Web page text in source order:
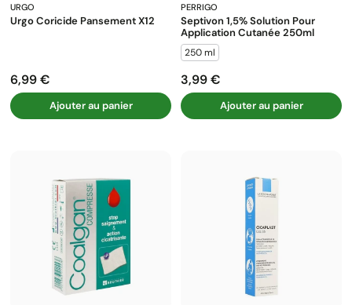
URGO
Urgo Coricide Pansement X12
Prix
6,99 €
Ajouter au panier
PERRIGO
Septivon 1,5% Solution Pour
Application Cutanée 250ml
250 ml
Prix
3,99 €
Ajouter au panier